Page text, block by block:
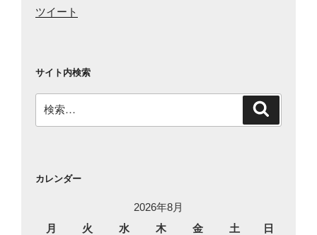
ツイート
サイト内検索
索:
カレンダー
2026年8月
月
火 水 木 金 土 日